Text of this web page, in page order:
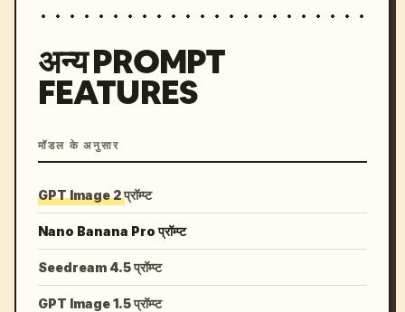
अन्य PROMPT
FEATURES
मॉडल के अनुसार
GPT Image 2 प्रॉम्प्ट
Nano Banana Pro प्रॉम्प्ट
Seedream 4.5 प्रॉम्प्ट
GPT Image 1.5 प्रॉम्प्ट